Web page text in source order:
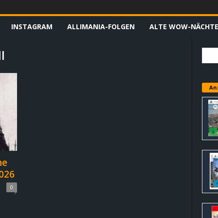
INSTAGRAM ALLIMANIA-FOLGEN ALTE WOW-NÄCHTE
0